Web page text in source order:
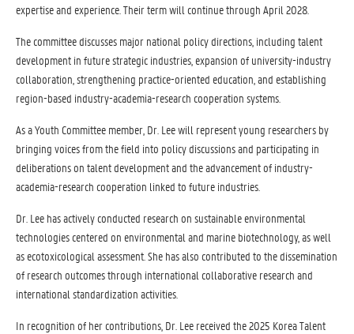
expertise and experience. Their term will continue through April 2028.
The committee discusses major national policy directions, including talent
development in future strategic industries, expansion of university-industry
collaboration, strengthening practice-oriented education, and establishing
region-based industry-academia-research cooperation systems.
As a Youth Committee member, Dr. Lee will represent young researchers by
bringing voices from the field into policy discussions and participating in
deliberations on talent development and the advancement of industry-
academia-research cooperation linked to future industries.
Dr. Lee has actively conducted research on sustainable environmental
technologies centered on environmental and marine biotechnology, as well
as ecotoxicological assessment. She has also contributed to the dissemination
of research outcomes through international collaborative research and
international standardization activities.
In recognition of her contributions, Dr. Lee received the 2025 Korea Talent